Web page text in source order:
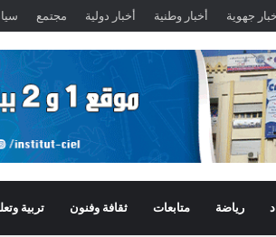
جهوية أخبار وطنية أخبار دولية مجتمع
رياضة متابعات ثقافة وفنون تربية